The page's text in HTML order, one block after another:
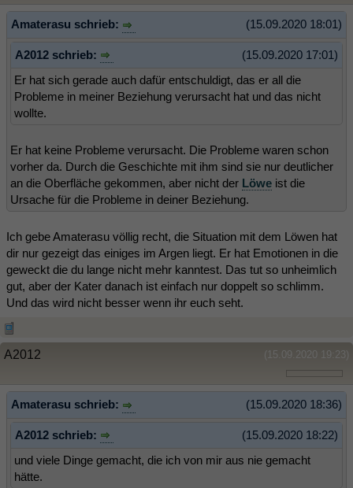
(15.09.2020 18:01)
Amaterasu schrieb:
(15.09.2020 17:01)
A2012 schrieb:
Er hat sich gerade auch dafür entschuldigt, das er all die
Probleme in meiner Beziehung verursacht hat und das nicht
wollte.
Er hat keine Probleme verursacht. Die Probleme waren schon
vorher da. Durch die Geschichte mit ihm sind sie nur deutlicher
an die Oberfläche gekommen, aber nicht der Löwe ist die
Ursache für die Probleme in deiner Beziehung.
Ich gebe Amaterasu völlig recht, die Situation mit dem Löwen hat
dir nur gezeigt das einiges im Argen liegt. Er hat Emotionen in die
geweckt die du lange nicht mehr kanntest. Das tut so unheimlich
gut, aber der Kater danach ist einfach nur doppelt so schlimm.
Und das wird nicht besser wenn ihr euch seht.
(15.09.2020 19:23)
A2012
(15.09.2020 18:36)
Amaterasu schrieb:
(15.09.2020 18:22)
A2012 schrieb:
und viele Dinge gemacht, die ich von mir aus nie gemacht
hätte.